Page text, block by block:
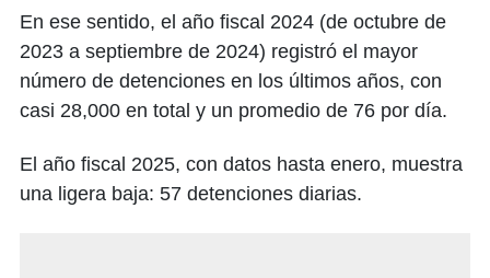
En ese sentido, el año fiscal 2024 (de octubre de
2023 a septiembre de 2024) registró el mayor
número de detenciones en los últimos años, con
casi 28,000 en total y un promedio de 76 por día.
El año fiscal 2025, con datos hasta enero, muestra
una ligera baja: 57 detenciones diarias.